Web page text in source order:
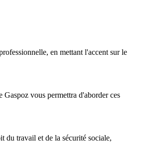
en mettant l'accent sur le
vous permettra d'aborder ces
du travail et de la sécurité sociale,